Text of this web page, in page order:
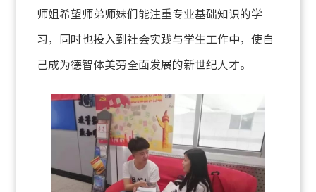
师姐希望师弟师妹们能注重专业基础知识的学
习，同时也投入到社会实践与学生工作中，使自
己成为德智体美劳全面发展的新世纪人才。